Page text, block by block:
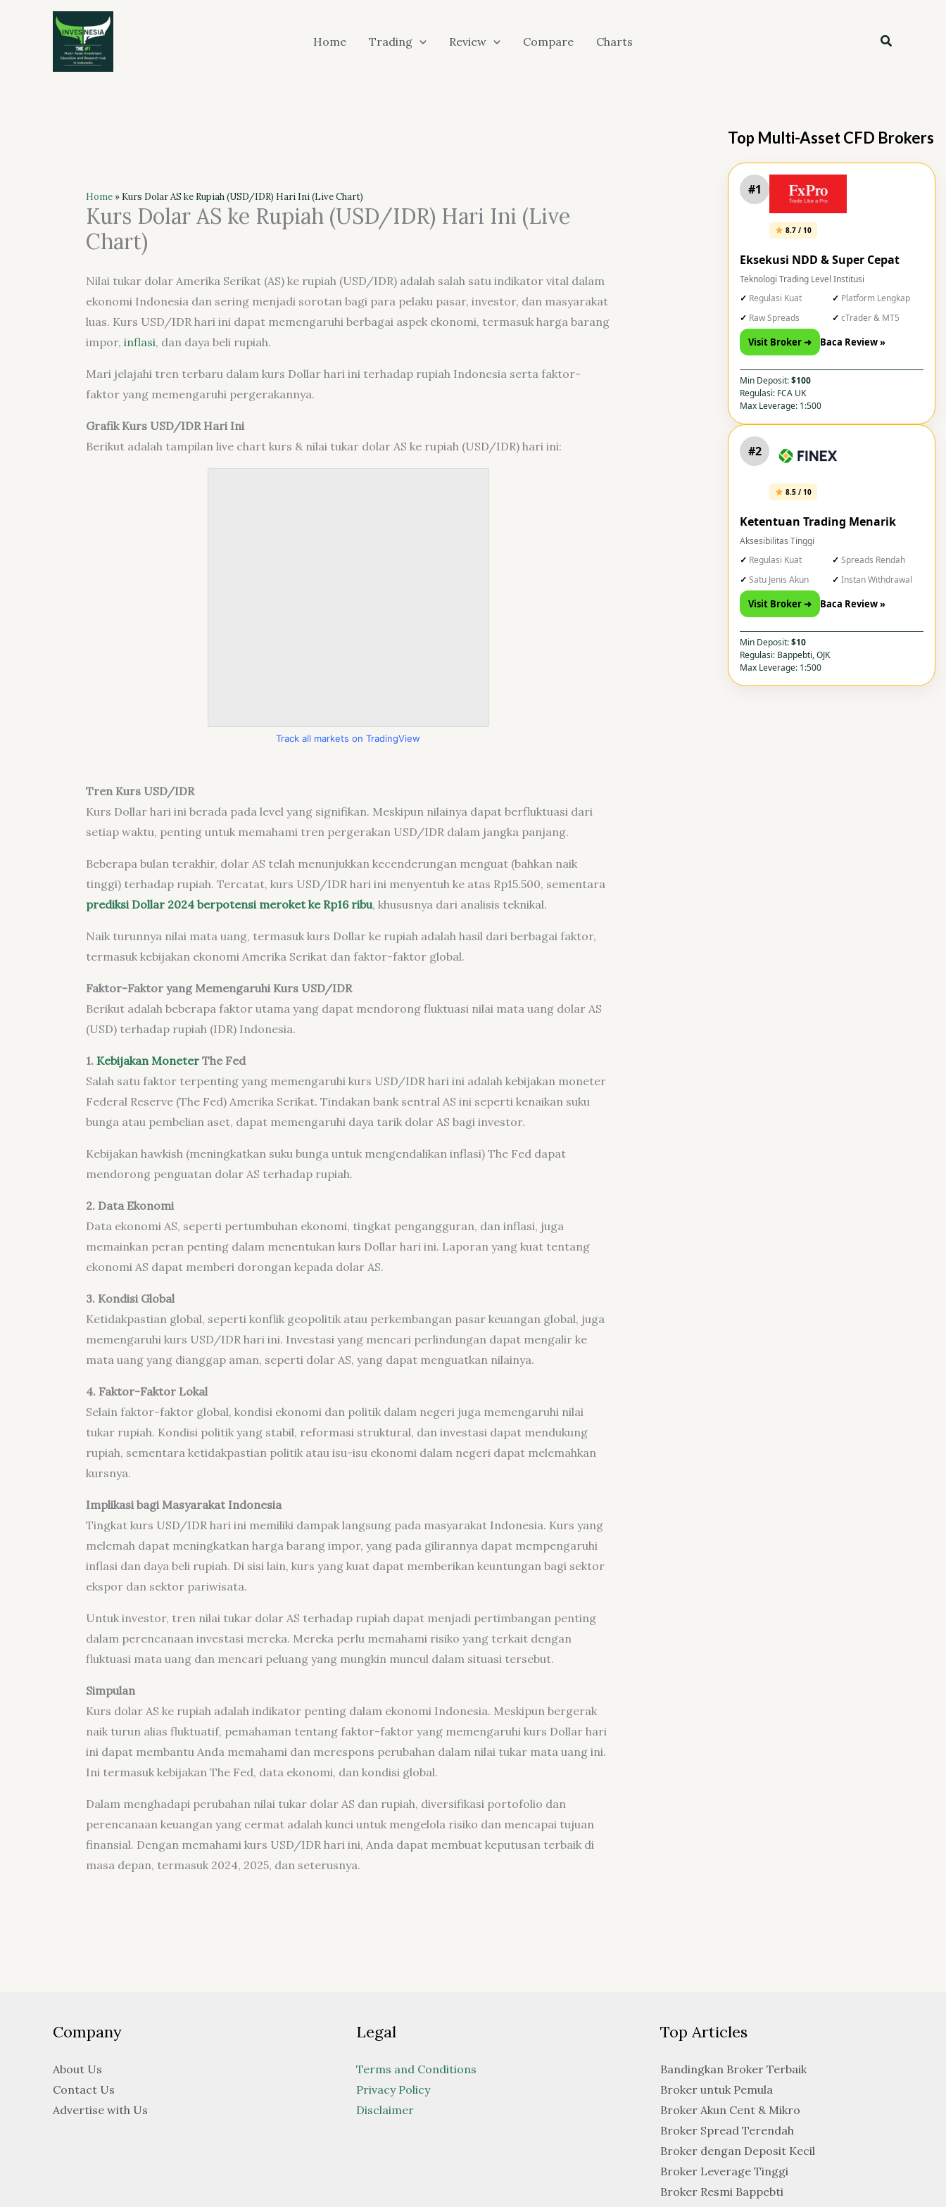
Home Trading Review Compare Charts Search
Home» Kurs Dolar AS ke Rupiah (USD/IDR) Hari Ini (Live Chart)
Kurs Dolar AS ke Rupiah (USD/IDR) Hari Ini (Live
Chart)
Nilai tukar dolar Amerika Serikat (AS) ke rupiah (USD/IDR) adalah salah satu indikator vital dalam
ekonomi Indonesia dan sering menjadi sorotan bagi para pelaku pasar, investor, dan masyarakat
luas. Kurs USD/IDR hari ini dapat memengaruhi berbagai aspek ekonomi, termasuk harga barang
impor, inflasi, dan daya beli rupiah.
Mari jelajahi tren terbaru dalam kurs Dollar hari ini terhadap rupiah Indonesia serta faktor-
faktor yang memengaruhi pergerakannya.
Grafik Kurs USD/IDR Hari Ini
Berikut adalah tampilan live chart kurs & nilai tukar dolar AS ke rupiah (USD/IDR) hari ini:
Track all markets on TradingView
Tren Kurs USD/IDR
Kurs Dollar hari ini berada pada level yang signifikan. Meskipun nilainya dapat berfluktuasi dari
setiap waktu, penting untuk memahami tren pergerakan USD/IDR dalam jangka panjang.
Beberapa bulan terakhir, dolar AS telah menunjukkan kecenderungan menguat (bahkan naik
tinggi) terhadap rupiah. Tercatat, kurs USD/IDR hari ini menyentuh ke atas Rp15.500, sementara
prediksi Dollar 2024 berpotensi meroket ke Rp16 ribu, khususnya dari analisis teknikal.
Naik turunnya nilai mata uang, termasuk kurs Dollar ke rupiah adalah hasil dari berbagai faktor,
termasuk kebijakan ekonomi Amerika Serikat dan faktor-faktor global.
Faktor-Faktor yang Memengaruhi Kurs USD/IDR
Berikut adalah beberapa faktor utama yang dapat mendorong fluktuasi nilai mata uang dolar AS
(USD) terhadap rupiah (IDR) Indonesia.
1. Kebijakan MoneterThe Fed
Salah satu faktor terpenting yang memengaruhi kurs USD/IDR hari ini adalah kebijakan moneter
Federal Reserve (The Fed) Amerika Serikat. Tindakan bank sentral AS ini seperti kenaikan suku
bunga atau pembelian aset, dapat memengaruhi daya tarik dolar AS bagi investor.
Kebijakan hawkish (meningkatkan suku bunga untuk mengendalikan inflasi) The Fed dapat
mendorong penguatan dolar AS terhadap rupiah.
2. Data Ekonomi
Data ekonomi AS, seperti pertumbuhan ekonomi, tingkat pengangguran, dan inflasi, juga
memainkan peran penting dalam menentukan kurs Dollar hari ini. Laporan yang kuat tentang
ekonomi AS dapat memberi dorongan kepada dolar AS.
3. Kondisi Global
Ketidakpastian global, seperti konflik geopolitik atau perkembangan pasar keuangan global, juga
memengaruhi kurs USD/IDR hari ini. Investasi yang mencari perlindungan dapat mengalir ke
mata uang yang dianggap aman, seperti dolar AS, yang dapat menguatkan nilainya.
4. Faktor-Faktor Lokal
Selain faktor-faktor global, kondisi ekonomi dan politik dalam negeri juga memengaruhi nilai
tukar rupiah. Kondisi politik yang stabil, reformasi struktural, dan investasi dapat mendukung
rupiah, sementara ketidakpastian politik atau isu-isu ekonomi dalam negeri dapat melemahkan
kursnya.
Implikasi bagi Masyarakat Indonesia
Tingkat kurs USD/IDR hari ini memiliki dampak langsung pada masyarakat Indonesia. Kurs yang
melemah dapat meningkatkan harga barang impor, yang pada gilirannya dapat mempengaruhi
inflasi dan daya beli rupiah. Di sisi lain, kurs yang kuat dapat memberikan keuntungan bagi sektor
ekspor dan sektor pariwisata.
Untuk investor, tren nilai tukar dolar AS terhadap rupiah dapat menjadi pertimbangan penting
dalam perencanaan investasi mereka. Mereka perlu memahami risiko yang terkait dengan
fluktuasi mata uang dan mencari peluang yang mungkin muncul dalam situasi tersebut.
Simpulan
Kurs dolar AS ke rupiah adalah indikator penting dalam ekonomi Indonesia. Meskipun bergerak
naik turun alias fluktuatif, pemahaman tentang faktor-faktor yang memengaruhi kurs Dollar hari
ini dapat membantu Anda memahami dan merespons perubahan dalam nilai tukar mata uang ini.
Ini termasuk kebijakan The Fed, data ekonomi, dan kondisi global.
Dalam menghadapi perubahan nilai tukar dolar AS dan rupiah, diversifikasi portofolio dan
perencanaan keuangan yang cermat adalah kunci untuk mengelola risiko dan mencapai tujuan
finansial. Dengan memahami kurs USD/IDR hari ini, Anda dapat membuat keputusan terbaik di
masa depan, termasuk 2024, 2025, dan seterusnya.
Top Multi-Asset CFD Brokers
#1
8.7 / 10
Eksekusi NDD & Super Cepat
Teknologi Trading Level Institusi
Regulasi Kuat
Platform Lengkap
Raw Spreads
cTrader & MT5
Visit Broker ➜ Baca Review »
Min Deposit:$100
Regulasi: FCA UK
Max Leverage: 1:500
#2
8.5 / 10
Ketentuan Trading Menarik
Aksesibilitas Tinggi
Regulasi Kuat
Spreads Rendah
Satu Jenis Akun
Instan Withdrawal
Visit Broker ➜ Baca Review »
Min Deposit:$10
Regulasi: Bappebti, OJK
Max Leverage: 1:500
Company
About Us
Contact Us
Advertise with Us
Legal
Terms and Conditions
Privacy Policy
Disclaimer
Top Articles
Bandingkan Broker Terbaik
Broker untuk Pemula
Broker Akun Cent & Mikro
Broker Spread Terendah
Broker dengan Deposit Kecil
Broker Leverage Tinggi
Broker Resmi Bappebti